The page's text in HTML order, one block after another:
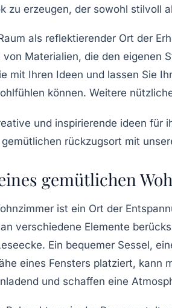
zu erzeugen, der sowohl stilvoll
als reflektierender Ort der
Materialien, die den eigenen
mit Ihren Ideen und lassen Sie
können. Weitere
gemütlichen
ist ein Ort der
verschiedene Elemente
. Ein bequemer Sessel,
eines Fensters platziert,
und schaffen eine